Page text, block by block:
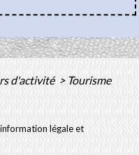
d'activité> Tourisme
légale et